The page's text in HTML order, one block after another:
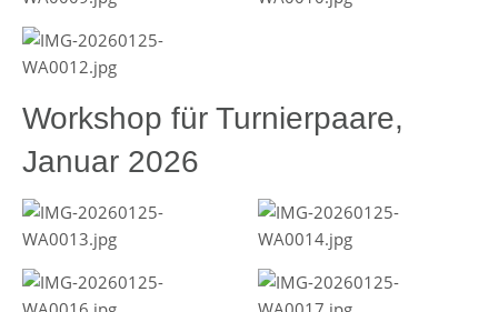
Workshop für Turnierpaare,
Januar 2026